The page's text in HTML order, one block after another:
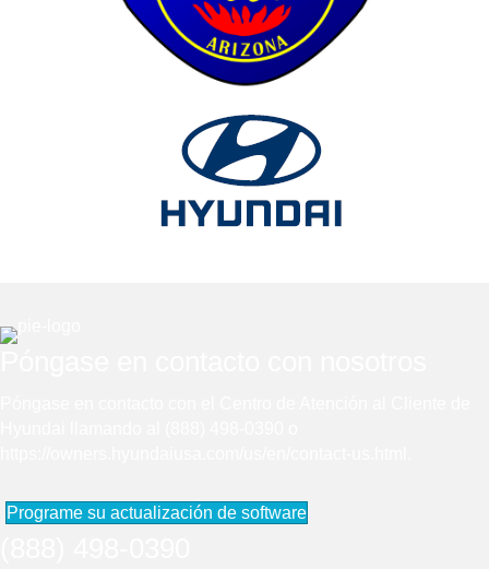
Programe su actualización de software